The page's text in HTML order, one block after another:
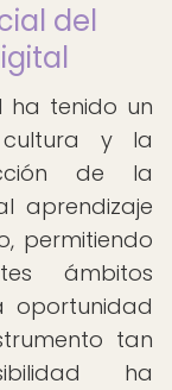
del
ha tenido un
y la
de la
aprendizaje
permitiendo
ámbitos
oportunidad
tan
ha